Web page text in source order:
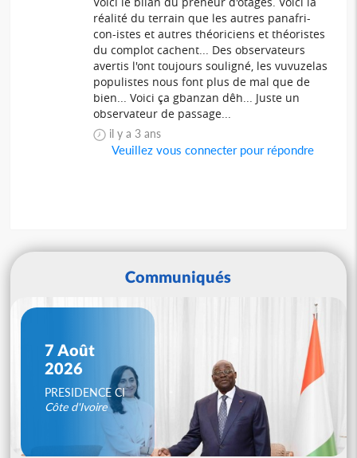
réalité du terrain que les autres panafri-
con-istes et autres théoriciens et théoristes
du complot cachent... Des observateurs
avertis l'ont toujours souligné, les vuvuzelas
populistes nous font plus de mal que de
bien... Voici ça gbanzan dêh... Juste un
observateur de passage...
il y a 3 ans
Veuillez vous connecter pour répondre
Communiqués
7 Août
2026
PRESIDENCE CI
Côte d'Ivoire